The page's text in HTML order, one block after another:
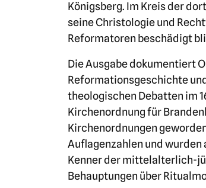
Königsberg. Im Kreis der
seine Christologie und
Reformatoren beschädigt
Die Ausgabe dokumentiert
Reformationsgeschichte
theologischen Debatten im
Kirchenordnung für
Kirchenordnungen
Auflagenzahlen und wurden
Kenner der mittelalterlich-
Behauptungen über